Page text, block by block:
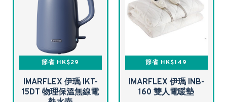
節省 HK$29
IMARFLEX 伊瑪 IKT-
15DT 物理保溫無線電
節省 HK$149
IMARFLEX 伊瑪 INB-
160 雙人電暖墊